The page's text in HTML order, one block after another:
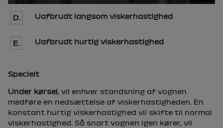
D. Uafbrudt langsom viskerhastighed
E. Uafbrudt hurtig viskerhastighed
Specielt
Under kørsel , vil enhver standsning af vognen
medføre en nedsættelse af viskerhastigheden. En
konstant hurtig viskerhastighed vil skifte til normal
viskerhastighed. Så snart vognen igen kører, vil